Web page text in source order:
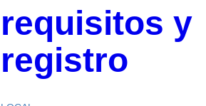
requisitos y
registro